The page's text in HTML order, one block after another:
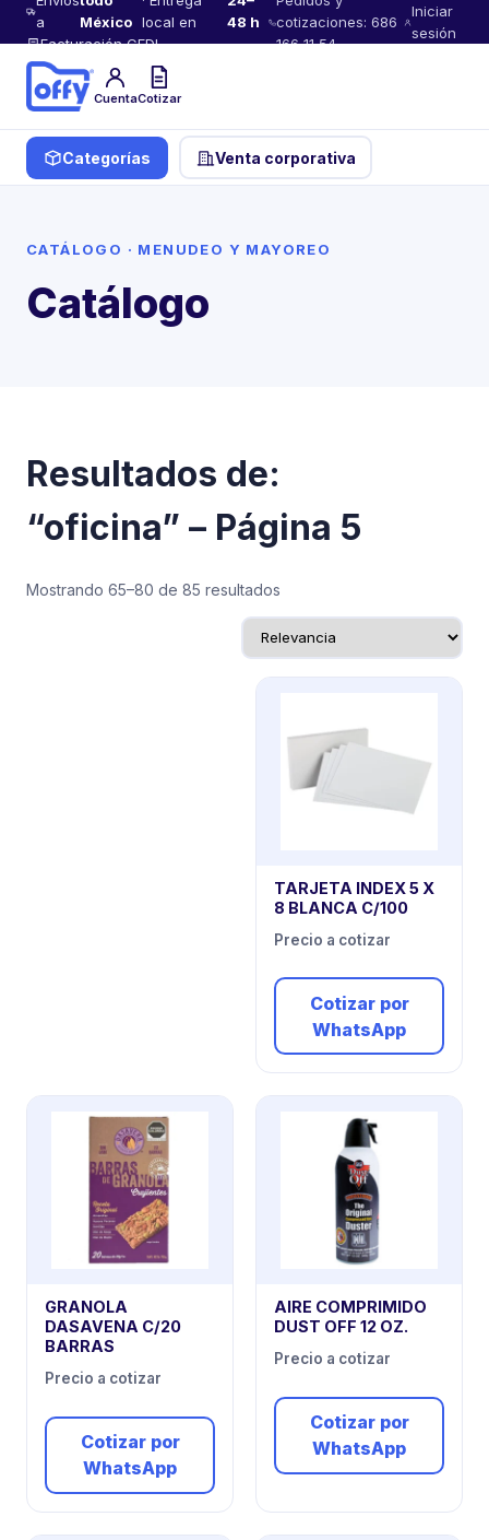
a
México local en
48 h
Facturación CFDI
cotizaciones: 686
166 11 54
Iniciar
sesión
CuentaCotizar
Categorías Venta corporativa
CATÁLOGO · MENUDEO Y MAYOREO
Catálogo
Resultados de:
“oficina” – Página 5
Mostrando 65–80 de 85 resultados
TARJETA INDEX 5 X
8 BLANCA C/100
Precio a cotizar
Cotizar por
WhatsApp
GRANOLA
DASAVENA C/20
BARRAS
Precio a cotizar
Cotizar por
WhatsApp
AIRE COMPRIMIDO
DUST OFF 12 OZ.
Precio a cotizar
Cotizar por
WhatsApp